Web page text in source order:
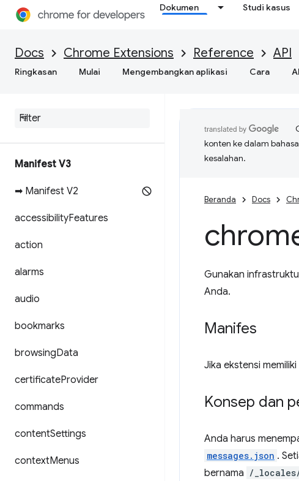
Dokumen Studi kasus
Docs Chrome Extensions Reference API
Ringkasan Mulai Mengembangkan aplikasi Cara AI
Manifest V3
➡ Manifest V2
accessibilityFeatures
action
alarms
audio
bookmarks
browsingData
certificateProvider
commands
contentSettings
contextMenus
konten ke dalam
kesalahan.
Beranda Docs
Gunakan
Anda.
Manifes
Jika ekstensi
Konsep dan
Anda harus
messages.json .
bernama /_locales/